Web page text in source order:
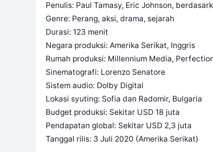
Penulis: Paul Tamasy, Eric Johnson,
Genre: Perang, aksi, drama, sejarah
Durasi: 123 menit
Negara produksi: Amerika Serikat, Inggris
Rumah produksi: Millennium Media,
Sinematografi: Lorenzo Senatore
Sistem audio: Dolby Digital
Lokasi syuting: Sofia dan Radomir, Bulgaria
Budget produksi: Sekitar USD 18 juta
Pendapatan global: Sekitar USD 2,3 juta
Tanggal rilis: 3 Juli 2020 (Amerika Serikat)